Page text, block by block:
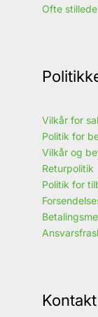
Ofte
Vilkår for
Politik for
Vilkår og
Returpolitik
Politik for
Kontakt